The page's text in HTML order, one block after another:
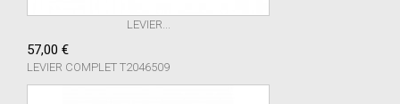
LEVIER...
57,00 €
LEVIER COMPLET T2046509